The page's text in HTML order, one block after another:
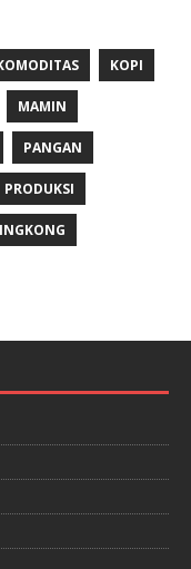
KOPI
MAMIN
PANGAN
PRODUKSI